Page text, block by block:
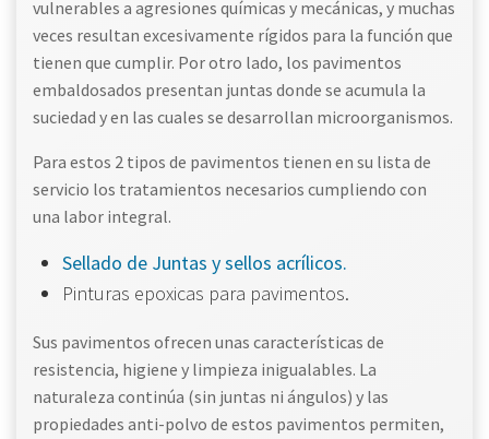
vulnerables a agresiones químicas y mecánicas, y muchas
veces resultan excesivamente rígidos para la función que
tienen que cumplir. Por otro lado, los pavimentos
embaldosados presentan juntas donde se acumula la
suciedad y en las cuales se desarrollan microorganismos.
Para estos 2 tipos de pavimentos tienen en su lista de
servicio los tratamientos necesarios cumpliendo con
una labor integral.
Sellado de Juntas y sellos acrílicos.
Pinturas epoxicas para pavimentos.
Sus pavimentos ofrecen unas características de
resistencia, higiene y limpieza inigualables. La
naturaleza continúa (sin juntas ni ángulos) y las
propiedades anti-polvo de estos pavimentos permiten,